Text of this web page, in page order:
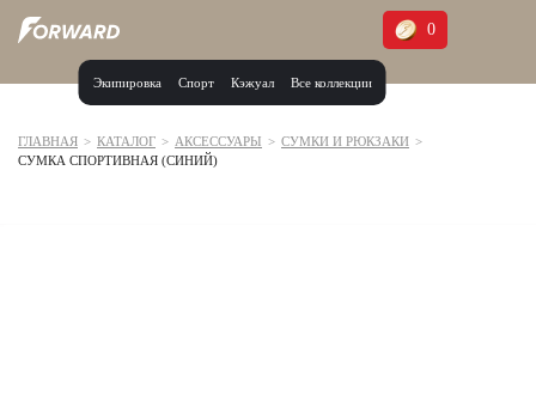
Экипировка Спорт Кэжуал Все коллекции
0
Москва и МО
ГЛАВНАЯ > КАТАЛОГ > АКСЕССУАРЫ > СУМКИ И РЮКЗАКИ >
СУМКА СПОРТИВНАЯ (СИНИЙ)